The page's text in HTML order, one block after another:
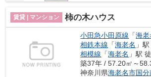
賃貸 | マンション 柿の木ハウス
小田急小田原線 「海老
相鉄本線 「海老名 」
相模線 「海老名 」駅
築37年 / 57.20㎡～
神奈川県海老名市国分